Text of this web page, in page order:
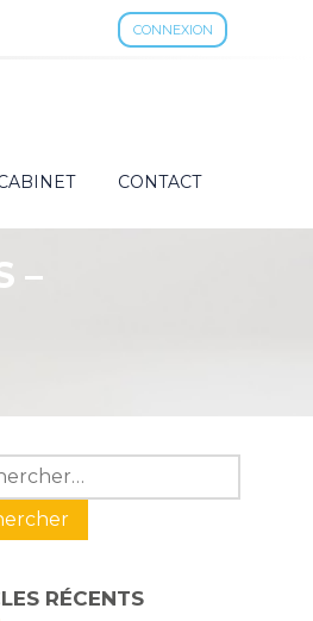
CONNEXION
CONTACT
–
:
RÉCENTS